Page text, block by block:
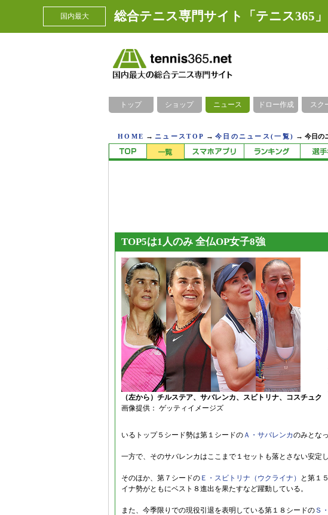
国内最大 総合テニス専門サイト「テニス365」
トップ ショップ ニュース ドロー作成 スク
HOME → ニュースTOP →今日のニュース(一覧) →今日の
TOP5は1人のみ 全仏OP女子8強
（左から）チルステア、サバレンカ、スビトリナ、コスチュク
画像提供： ゲッティイメージズ
いるトップ５シード勢は第１シードのＡ・サバレンカのみとなっ
一方で、そのサバレンカはここまで１セットも落とさない安定
そのほか、第７シードの Ｅ・スビトリナ（ウクライナ） と第１
イナ勢がともにベスト８進出を果たすなど躍動している。
また、今季限りでの現役引退を表明している第１８シードの Ｓ